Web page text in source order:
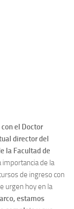
el Doctor
director del
la Facultad de
importancia de la
de ingreso con
urgen hoy en la
estamos